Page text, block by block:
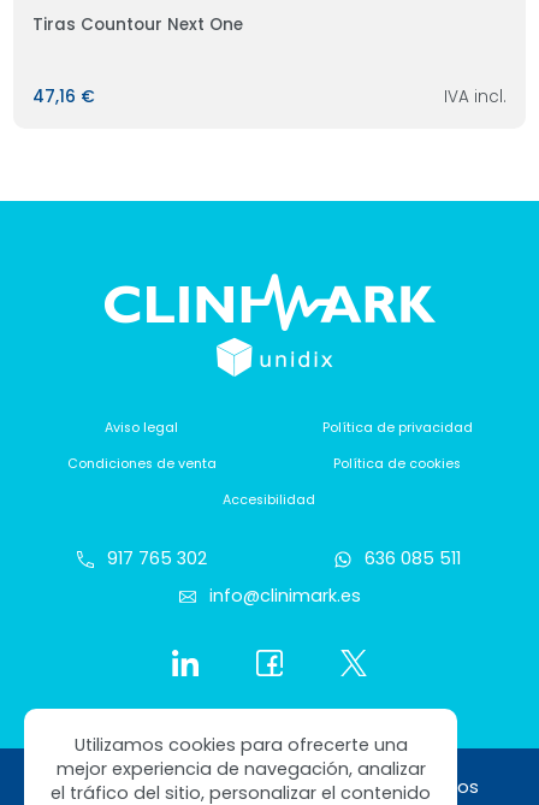
Utilizamos cookies para ofrecerte una
mejor experiencia de navegación, analizar
el tráfico del sitio, personalizar el contenido
Tiras Countour Next One
47,16 € IVA incl.
Aviso legal
Política de privacidad
Condiciones de venta
Política de cookies
Accesibilidad
917 765 302
636 085 511
info@clinimark.es
Copyright © 2026 Clinimark. Todos los derechos